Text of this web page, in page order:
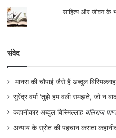
साहित्य और जीवन के
संवेद
मानस की चौपाई जैसे हैं अब्दुल
सुरेंद्र वर्मा ‘तुझे हम वली समझते, जो न
कहानीकार अब्दुल बिस्मिल्लाह बलिराज
अन्याय के स्रोत की पहचान कराता